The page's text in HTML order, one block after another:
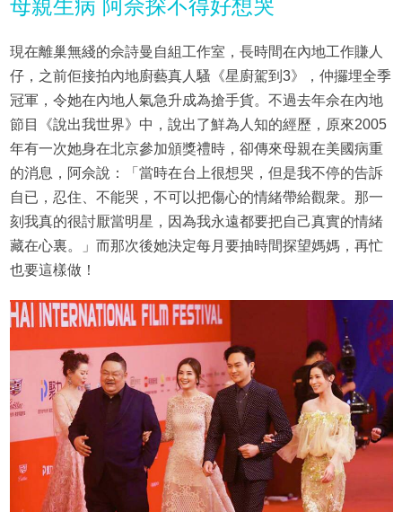
母親生病 阿佘探不得好想哭
現在離巢無綫的佘詩曼自組工作室，長時間在內地工作賺人
仔，之前佢接拍內地廚藝真人騷《星廚駕到3》，仲攞埋全季
冠軍，令她在內地人氣急升成為搶手貨。不過去年佘在內地
節目《說出我世界》中，說出了鮮為人知的經歷，原來2005
年有一次她身在北京參加頒獎禮時，卻傳來母親在美國病重
的消息，阿佘說：「當時在台上很想哭，但是我不停的告訴
自已，忍住、不能哭，不可以把傷心的情緒帶給觀衆。那一
刻我真的很討厭當明星，因為我永遠都要把自己真實的情緒
藏在心裏。」而那次後她決定每月要抽時間探望媽媽，再忙
也要這樣做！